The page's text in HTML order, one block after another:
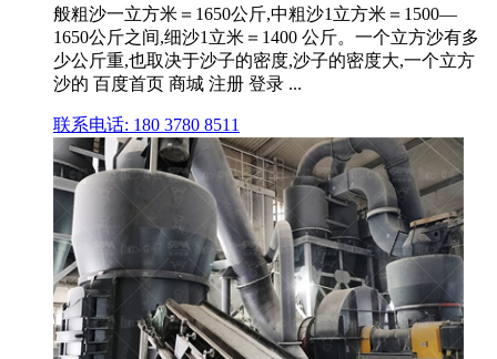
般粗沙一立方米＝1650公斤,中粗沙1立方米＝1500—
1650公斤之间,细沙1立米＝1400 公斤。一个立方沙有多
少公斤重,也取决于沙子的密度,沙子的密度大,一个立方
沙的 百度首页 商城 注册 登录 ...
联系电话: 180 3780 8511